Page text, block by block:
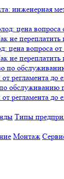
инженерная
цена вопроса от
не переплатить
регламента до
Типы
Монтаж